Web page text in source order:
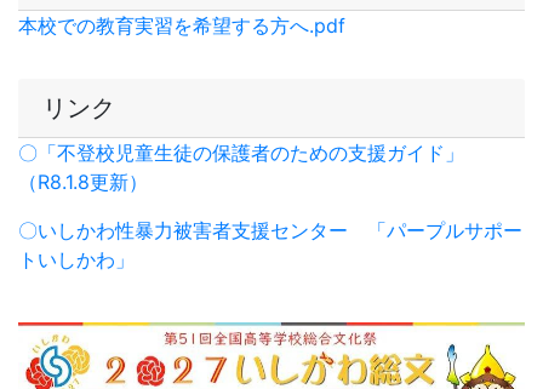
本校での教育実習を希望する方へ.pdf
リンク
〇「不登校児童生徒の保護者のための支援ガイド」
（R8.1.8更新）
〇いしかわ性暴力被害者支援センター
「パープルサポー
トいしかわ」